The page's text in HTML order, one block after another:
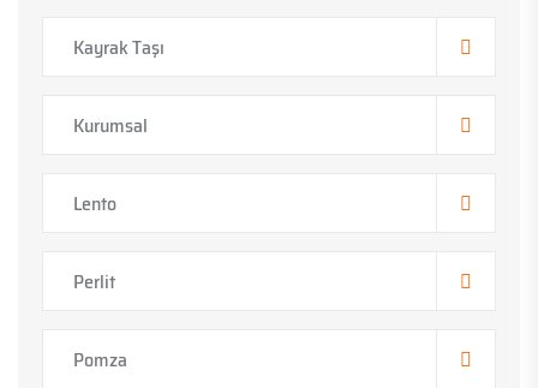
Kayrak Taşı
Kurumsal
Lento
Perlit
Pomza